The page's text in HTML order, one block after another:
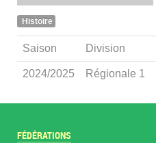
Histoire
Saison Division
2024/2025 Régionale 1
FÉDÉRATIONS